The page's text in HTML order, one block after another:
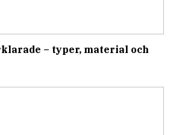
– typer, material och